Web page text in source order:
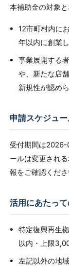
本補助金の対象
12市町村内に
年以内に創業
事業展開する
や、新たな店
新規性が認め
申請スケジュ
受付期間は
ールは変更され
報をご確認くださ
活用にあたっ
特定復興再生
以内・上限
左記以外の地